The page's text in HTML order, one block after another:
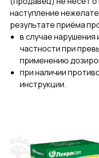
наступление
результате приёма
в случае
частности при
применению
при наличии
инструкции.